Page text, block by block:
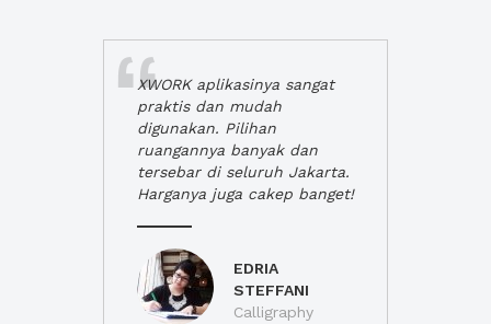
XWORK aplikasinya sangat
praktis dan mudah
digunakan. Pilihan
ruangannya banyak dan
tersebar di seluruh Jakarta.
Harganya juga cakep banget!
EDRIA
STEFFANI
Calligraphy